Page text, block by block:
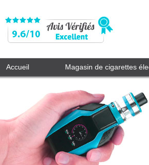
Accueil Magasin de cigarettes